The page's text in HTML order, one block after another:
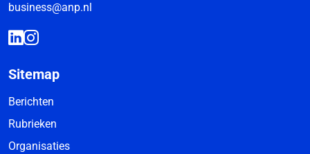
business@anp.nl
Sitemap
Berichten
Rubrieken
Organisaties